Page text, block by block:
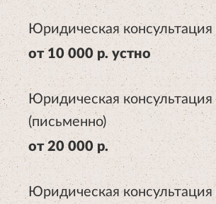
Юридическая консультация
от 10 000 р. устно
Юридическая консультация
(письменно)
от 20 000 р.
Юридическая консультация